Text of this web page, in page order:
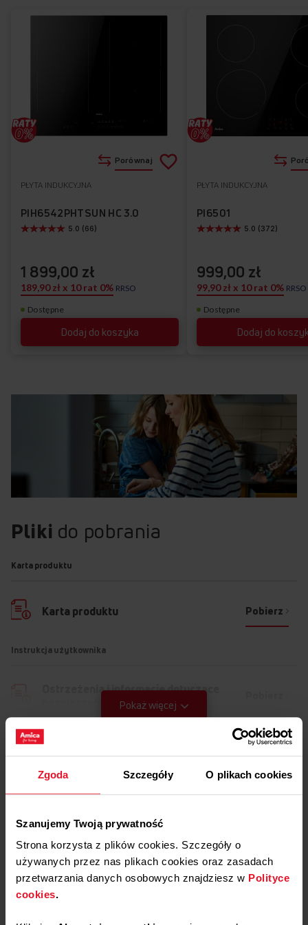
Zgoda Szczegóły O plikach cookies
Szanujemy Twoją prywatność
Strona korzysta z plików cookies. Szczegóły o
używanych przez nas plikach cookies oraz zasadach
przetwarzania danych osobowych znajdziesz w Polityce
cookies.
Topienie bez przywierania
Zapomnij o gotowaniu w kąpieli wodnej. Teraz możesz topić
czekoladę czy klarować masło mając pewność, że nic się
nie zwarzy i nie przypali – wszystkim zajmie się Twoja nowa
płyta z technologią HobControl®! Precyzyjny program
temperaturowy do topienia działający na zasadzie
obowiązek stania przy płycie i kontrolowania całego procesu –
płyta zrobi to za Ciebie. A efekt będzie zawsze perfekcyjny.
Dostępne
PŁYTA INDUKCYJNA
PIH6542PHTSUN HC 3.0
Dodaj do koszyka
5.0 (66)
1 899,00 zł
189,90 zł x 10 rat 0% RRSO
Porównaj Dodaj
ulubionych
Dostępne
PŁYTA INDUKCYJNA
PI6501
Dodaj do
5.0 (372)
999,00 zł
99,90 zł x 10 rat 0% RRSO
Pliki do pobrania
Karta produktu
Karta produktu Pobierz
Instrukcja użytkownika
Ostrzeżenia i informacje dotyczące
bezpieczeństwa
Skrócona instrukcja obsługi Pobierz
Instrukcja obsługi Pobierz
Rysunki techniczne
Rysunek montażowy
Pokaż więcej